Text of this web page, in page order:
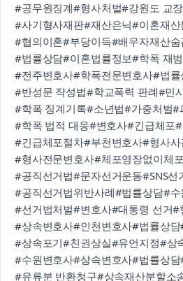
#공무원징계#형사처벌#강원도 교장
#사기형사재판#재산은닉#이혼재산
#협의이혼#부당이득#배우자재산숨
#법률상담#이혼법률정보#학폭 재범
#전주변호사#학폭전문변호사#법률
#반성문 작성법#학교폭력 판례#민
#학폭 징계기록#소년법#가중처벌#
#학폭 법적 대응#변호사#긴급체포
#긴급체포절차#부천변호사#형사사
#형사전문변호사#체포영장없이체
#공직선거법#문자선거운동#SNS선
#공직선거법위반사례#법률상담#수
#선거법처벌#변호사#대통령 선거#
#상속변호사#인천변호사#법률상담
#상속포기#친권상실#유언지정#상
#수원변호사#상속변호사#법률상담
#유류분 반환청구#상속재산분할소